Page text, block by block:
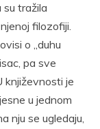
su tražila
filozofiji.
o „duhu
pa sve
književnosti je
u jednom
nju se ugledaju,